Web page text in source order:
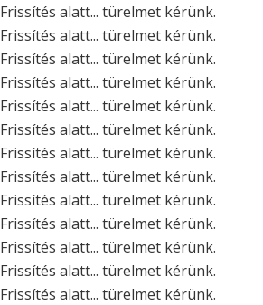
Frissítés alatt... türelmet kérünk.
Frissítés alatt... türelmet kérünk.
Frissítés alatt... türelmet kérünk.
Frissítés alatt... türelmet kérünk.
Frissítés alatt... türelmet kérünk.
Frissítés alatt... türelmet kérünk.
Frissítés alatt... türelmet kérünk.
Frissítés alatt... türelmet kérünk.
Frissítés alatt... türelmet kérünk.
Frissítés alatt... türelmet kérünk.
Frissítés alatt... türelmet kérünk.
Frissítés alatt... türelmet kérünk.
Frissítés alatt... türelmet kérünk.